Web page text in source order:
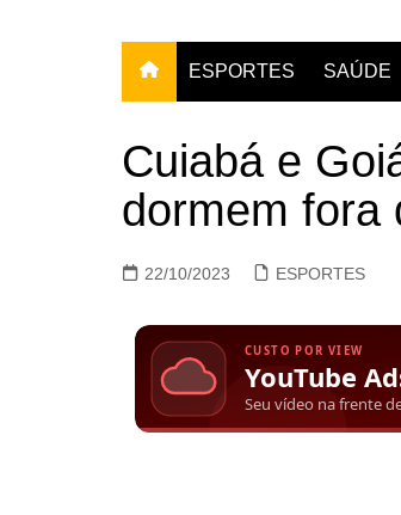
ESPORTES SAÚDE
Cuiabá e
dormem fora
22/10/2023 ESPORTES